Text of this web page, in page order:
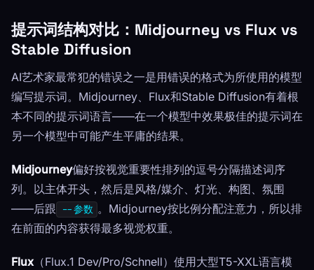
提示词结构对比：Midjourney vs Flux vs
Stable Diffusion
AI艺术家最常犯的错误之一是用错误的格式为所使用的模型
编写提示词。Midjourney、Flux和Stable Diffusion有着根
本不同的提示词语言——在一个模型中效果极佳的提示词在
另一个模型中可能产生平庸的结果。
Midjourney偏好按视觉重要性排列的逗号分隔描述词序
列。以主体开头，然后是风格/媒介、灯光、构图、氛围
——后跟
--参数 。Midjourney按比例分配注意力，所以排
在前面的内容获得最多视觉权重。
Flux （Flux.1 Dev/Pro/Schnell）使用大型T5-XXL语言模